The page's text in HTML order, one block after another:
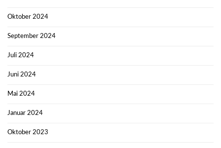
Oktober 2024
September 2024
Juli 2024
Juni 2024
Mai 2024
Januar 2024
Oktober 2023